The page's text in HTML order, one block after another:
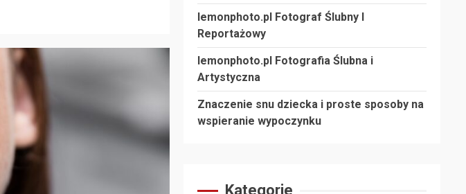
lemonphoto.pl Fotograf Ślubny I
Reportażowy
lemonphoto.pl Fotografia Ślubna i
Artystyczna
Znaczenie snu dziecka i proste sposoby na
wspieranie wypoczynku
Kategorie